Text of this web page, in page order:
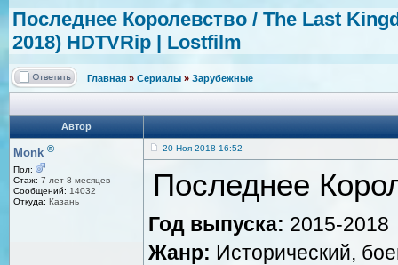
Последнее Королевство / The Last
2018) HDTVRip | Lostfilm
Главная » Сериалы » Зарубежные
Автор
Monk ®
Пол:
Стаж: 7 лет 8 месяцев
Сообщений: 14032
Откуда: Казань
20-Ноя-2018 16:52
Последнее
Год выпуска: 2015-2018
Жанр: Исторический,